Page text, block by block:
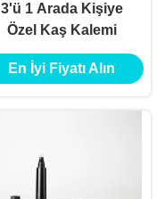
3'ü 1 Arada Kişiye
Özel Kaş Kalemi
En İyi Fiyatı Alın